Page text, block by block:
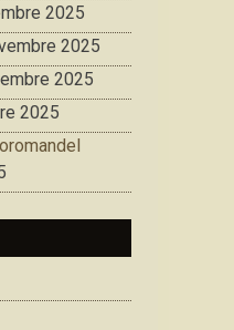
2025
2025
2025
2025